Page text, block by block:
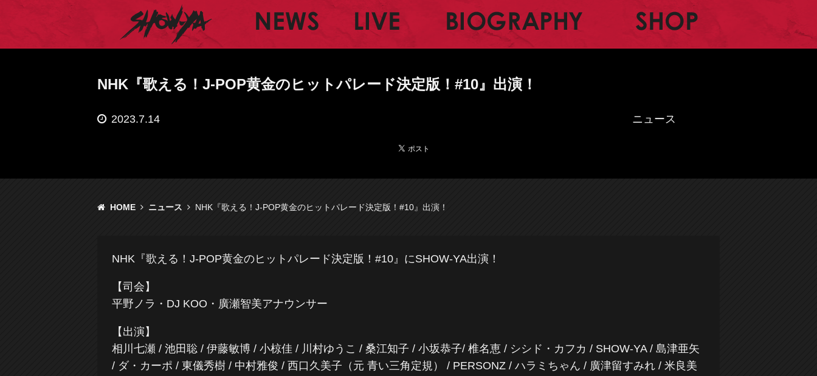
BIOGRAPHY
NHK『歌える！J-POP黄金のヒットパレード決定版！#10』出演！
2023.7.14 ニュース
HOME ニュース NHK『歌える！J-POP黄金のヒットパレード決定版！#10』出演！
NHK『歌える！J-POP黄金のヒットパレード決定版！#10』にSHOW-YA出演！
【司会】
平野ノラ・DJ KOO・廣瀬智美アナウンサー
【出演】
相川七瀬 / 池田聡 / 伊藤敏博 / 小椋佳 / 川村ゆうこ / 桑江知子 / 小坂恭子/ 椎名恵 / シシド・カフカ / SHOW-YA / 島津亜矢
/ ダ・カーポ / 東儀秀樹 / 中村雅俊 / 西口久美子（元 青い三角定規） / PERSONZ / ハラミちゃん / 廣津留すみれ / 米良美